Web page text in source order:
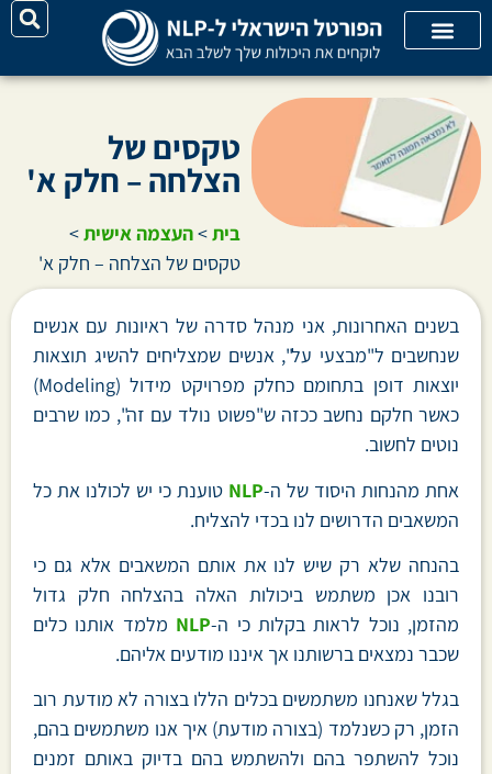
טקסים של
הצלחה – חלק א'
בית>העצמה אישית>
טקסים של הצלחה – חלק א'
בשנים האחרונות, אני מנהל סדרה של ראיונות עם אנשים
שנחשבים ל"מבצעי על", אנשים שמצליחים להשיג תוצאות
יוצאות דופן בתחומם כחלק מפרויקט מידול (Modeling)
כאשר חלקם נחשב ככזה ש"פשוט נולד עם זה", כמו שרבים
נוטים לחשוב.
אחת מהנחות היסוד של ה-NLP טוענת כי יש לכולנו את כל
המשאבים הדרושים לנו בכדי להצליח.
בהנחה שלא רק שיש לנו את אותם המשאבים אלא גם כי
רובנו אכן משתמש ביכולות האלה בהצלחה חלק גדול
מהזמן, נוכל לראות בקלות כי ה-NLP מלמד אותנו כלים
שכבר נמצאים ברשותנו אך איננו מודעים אליהם.
בגלל שאנחנו משתמשים בכלים הללו בצורה לא מודעת רוב
הזמן, רק כשנלמד (בצורה מודעת) איך אנו משתמשים בהם,
נוכל להשתפר בהם ולהשתמש בהם בדיוק באותם זמנים